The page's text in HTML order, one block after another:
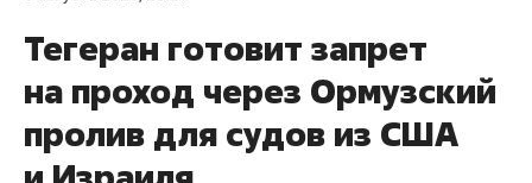
Тегеран готовит запрет
на проход через Ормузский
пролив для судов из США